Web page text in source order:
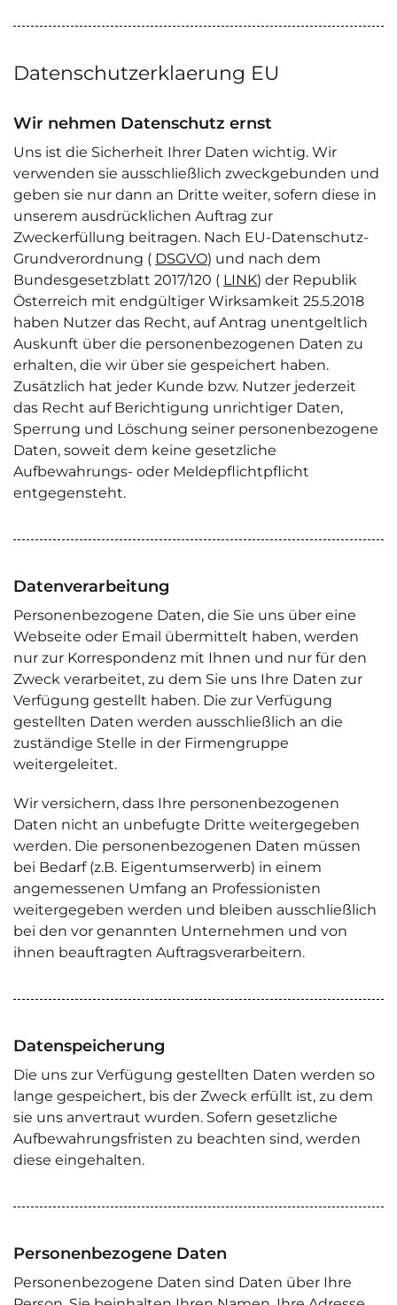
Datenschutzerklaerung EU
Wir nehmen Datenschutz ernst
Uns ist die Sicherheit Ihrer Daten wichtig. Wir
verwenden sie ausschließlich zweckgebunden und
geben sie nur dann an Dritte weiter, sofern diese in
unserem ausdrücklichen Auftrag zur
Zweckerfüllung beitragen. Nach EU-Datenschutz-
Grundverordnung ( DSGVO) und nach dem
Bundesgesetzblatt 2017/120 ( LINK) der Republik
Österreich mit endgültiger Wirksamkeit 25.5.2018
haben Nutzer das Recht, auf Antrag unentgeltlich
Auskunft über die personenbezogenen Daten zu
erhalten, die wir über sie gespeichert haben.
Zusätzlich hat jeder Kunde bzw. Nutzer jederzeit
das Recht auf Berichtigung unrichtiger Daten,
Sperrung und Löschung seiner personenbezogene
Daten, soweit dem keine gesetzliche
Aufbewahrungs- oder Meldepflichtpflicht
entgegensteht.
Datenverarbeitung
Personenbezogene Daten, die Sie uns über eine
Webseite oder Email übermittelt haben, werden
nur zur Korrespondenz mit Ihnen und nur für den
Zweck verarbeitet, zu dem Sie uns Ihre Daten zur
Verfügung gestellt haben. Die zur Verfügung
gestellten Daten werden ausschließlich an die
zuständige Stelle in der Firmengruppe
weitergeleitet.
Wir versichern, dass Ihre personenbezogenen
Daten nicht an unbefugte Dritte weitergegeben
werden. Die personenbezogenen Daten müssen
bei Bedarf (z.B. Eigentumserwerb) in einem
angemessenen Umfang an Professionisten
weitergegeben werden und bleiben ausschließlich
bei den vor genannten Unternehmen und von
ihnen beauftragten Auftragsverarbeitern.
Datenspeicherung
Die uns zur Verfügung gestellten Daten werden so
lange gespeichert, bis der Zweck erfüllt ist, zu dem
sie uns anvertraut wurden. Sofern gesetzliche
Aufbewahrungsfristen zu beachten sind, werden
diese eingehalten.
Personenbezogene Daten
Personenbezogene Daten sind Daten über Ihre